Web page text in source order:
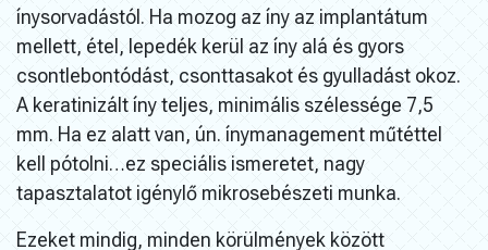
ínysorvadástól. Ha mozog az íny az implantátum
mellett, étel, lepedék kerül az íny alá és gyors
csontlebontódást, csonttasakot és gyulladást okoz.
A keratinizált íny teljes, minimális szélessége 7,5
mm. Ha ez alatt van, ún. ínymanagement műtéttel
kell pótolni…ez speciális ismeretet, nagy
tapasztalatot igénylő mikrosebészeti munka.
Ezeket mindig, minden körülmények között